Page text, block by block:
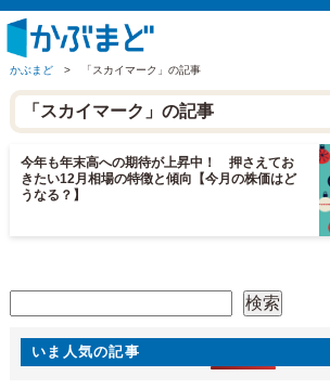
かぶまど > 「スカイマーク」の記事
「スカイマーク」の記事
今年も年末高への期待が上昇中！ 押さえてお
きたい12月相場の特徴と傾向【今月の株価はど
うなる？】
検索
いま人気の記事